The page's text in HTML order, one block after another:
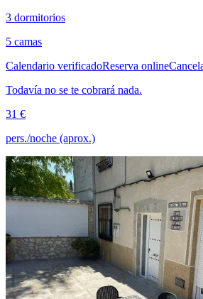
3 dormitorios
5 camas
Calendario verificadoReserva online
Todavía no se te cobrará nada.
31 €
pers./noche (aprox.)